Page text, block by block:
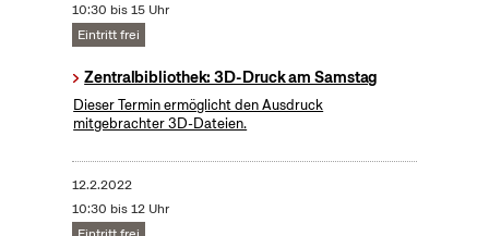
10:30 bis 15 Uhr
Eintritt frei
Zentralbibliothek: 3D-Druck am Samstag
Dieser Termin ermöglicht den Ausdruck
mitgebrachter 3D-Dateien.
12.2.2022
10:30 bis 12 Uhr